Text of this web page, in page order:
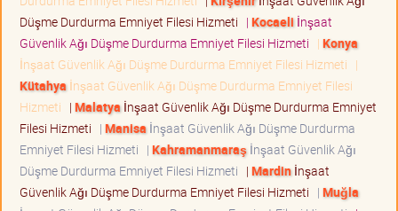
Düşme Durdurma Emniyet Filesi Hizmeti | Kocaeli İnşaat
Güvenlik Ağı Düşme Durdurma Emniyet Filesi Hizmeti | Konya
İnşaat Güvenlik Ağı Düşme Durdurma Emniyet Filesi Hizmeti |
Kütahya İnşaat Güvenlik Ağı Düşme Durdurma Emniyet Filesi
Hizmeti | Malatya İnşaat Güvenlik Ağı Düşme Durdurma Emniyet
Filesi Hizmeti | Manisa İnşaat Güvenlik Ağı Düşme Durdurma
Emniyet Filesi Hizmeti | Kahramanmaraş İnşaat Güvenlik Ağı
Düşme Durdurma Emniyet Filesi Hizmeti | Mardinİnşaat
Güvenlik Ağı Düşme Durdurma Emniyet Filesi Hizmeti | Muğla